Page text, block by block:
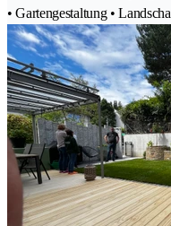
• Gartengestaltung •